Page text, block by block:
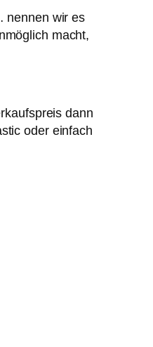
nennen wir es
macht,
dann
oder einfach